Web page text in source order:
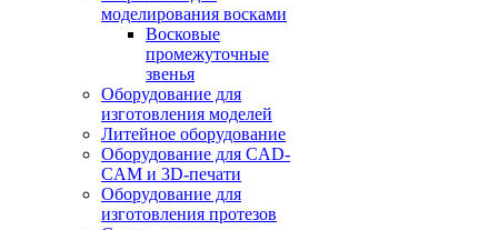
моделирования восками
Восковые
промежуточные
звенья
Оборудование для
изготовления моделей
Литейное оборудование
Оборудование для CAD-
CAM и 3D-печати
Оборудование для
изготовления протезов